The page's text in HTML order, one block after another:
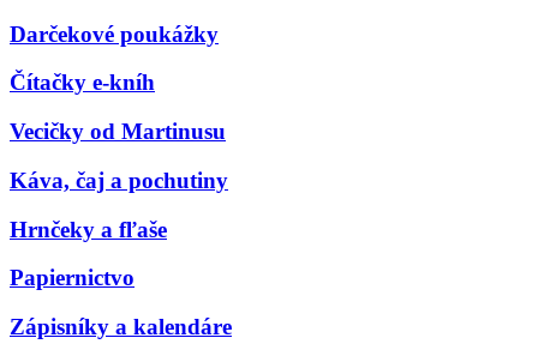
Darčekové poukážky
Čítačky e-kníh
Vecičky od Martinusu
Káva, čaj a pochutiny
Hrnčeky a fľaše
Papiernictvo
Zápisníky a kalendáre